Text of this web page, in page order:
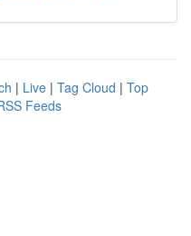
| Live | Tag Cloud | Top
Feeds